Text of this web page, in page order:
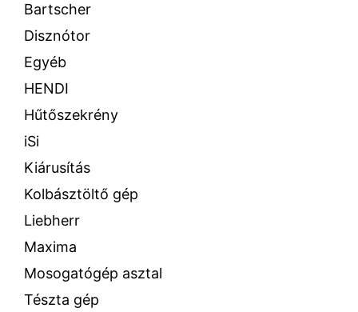
Bartscher
Disznótor
Egyéb
HENDI
Hűtőszekrény
iSi
Kiárusítás
Kolbásztöltő gép
Liebherr
Maxima
Mosogatógép asztal
Tészta gép